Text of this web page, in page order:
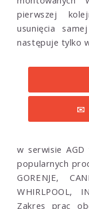
pierwszej
usunięcia
następuje tylko
✉️
w serwisie AGD
popularnych
GORENJE,
WHIRLPOOL,
Zakres prac